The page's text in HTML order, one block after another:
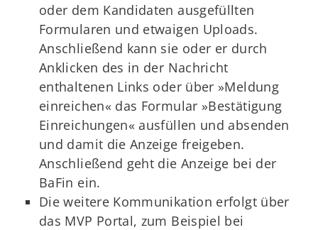
oder dem Kandidaten ausgefüllten
Formularen und etwaigen Uploads.
Anschließend kann sie oder er durch
Anklicken des in der Nachricht
enthaltenen Links oder über »Meldung
einreichen« das Formular »Bestätigung
Einreichungen« ausfüllen und absenden
und damit die Anzeige freigeben.
Anschließend geht die Anzeige bei der
BaFin ein.
Die weitere Kommunikation erfolgt über
das MVP Portal, zum Beispiel bei